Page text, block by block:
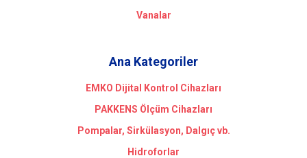
Vanalar
Ana Kategoriler
EMKO Dijital Kontrol Cihazları
PAKKENS Ölçüm Cihazları
Pompalar, Sirkülasyon, Dalgıç vb.
Hidroforlar